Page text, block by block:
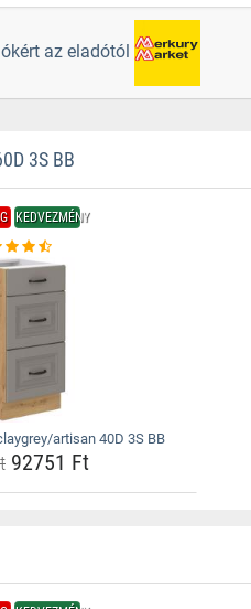
az eladótól
3S BB
KEDVEZMÉNY
artisan 40D 3S BB
92751 Ft